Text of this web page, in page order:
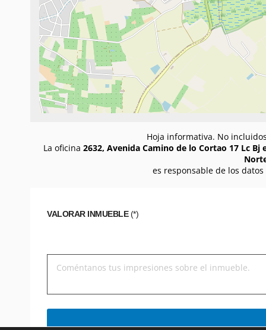
Hoja informativa. No
La oficina2632, Avenida Camino de lo Cortao 17 Lc
es responsable de los
VALORAR INMUEBLE(*)